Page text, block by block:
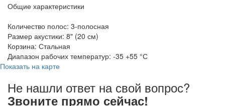
Общие характеристики
Количество полос: 3-полосная
Размер акустики: 8" (20 см)
Корзина: Стальная
Диапазон рабочих температур: -35 +55 °С
Показать на карте
Не нашли ответ на свой вопрос?
Звоните прямо сейчас!